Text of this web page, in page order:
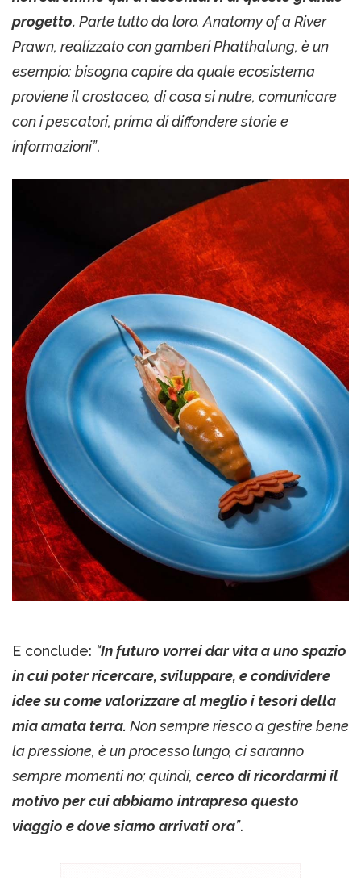
progetto. Parte tutto da loro. Anatomy of a River
Prawn, realizzato con gamberi Phatthalung, è un
esempio: bisogna capire da quale ecosistema
proviene il crostaceo, di cosa si nutre, comunicare
con i pescatori, prima di diffondere storie e
informazioni”.
E conclude: “In futuro vorrei dar vita a uno spazio
in cui poter ricercare, sviluppare, e condividere
idee su come valorizzare al meglio i tesori della
mia amata terra. Non sempre riesco a gestire bene
la pressione, è un processo lungo, ci saranno
sempre momenti no; quindi, cerco di ricordarmi il
motivo per cui abbiamo intrapreso questo
viaggio e dove siamo arrivati ora”.